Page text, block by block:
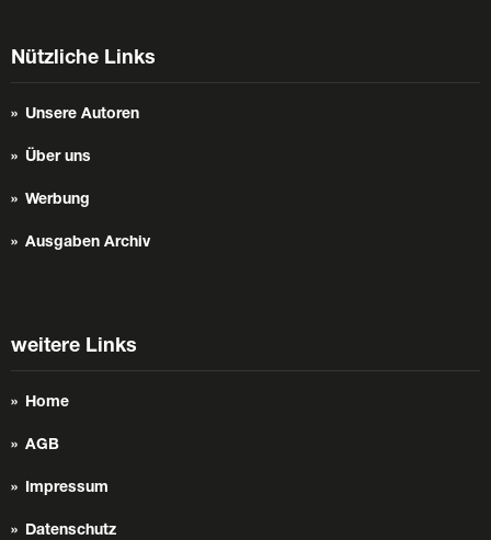
Nützliche Links
Unsere Autoren
Über uns
Werbung
Ausgaben Archiv
weitere Links
Home
AGB
Impressum
Datenschutz